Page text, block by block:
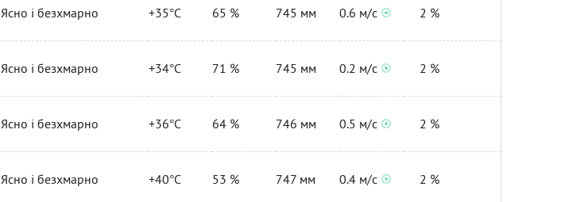
Ясно і безхмарно +35°C 65 % 745 мм 0.6 м/с 2 %
Ясно і безхмарно +34°C 71 % 745 мм 0.2 м/с 2 %
Ясно і безхмарно +36°C 64 % 746 мм 0.5 м/с 2 %
Ясно і безхмарно +40°C 53 % 747 мм 0.4 м/с 2 %